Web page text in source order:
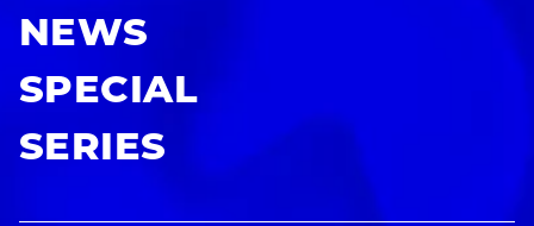
NEWS
SPECIAL
SERIES